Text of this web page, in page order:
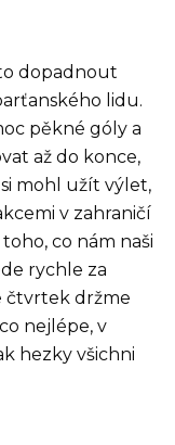
dopadnout
lidu.
pěkné góly a
až do konce,
mohl užít výlet,
v zahraničí
co nám naši
rychle za
čtvrtek držme
nejlépe, v
hezky všichni